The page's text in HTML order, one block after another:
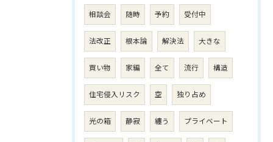
相談会 随時 予約 受付中
法改正 根本論 解決法 大きな
買い物 家編 全て 流行 構造
住宅侵入リスク 空 独り占め
光の箱 静寂 纏う プライベート